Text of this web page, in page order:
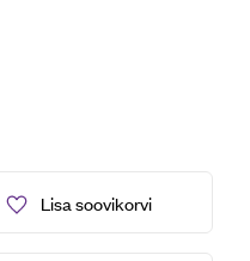
Lisa soovikorvi